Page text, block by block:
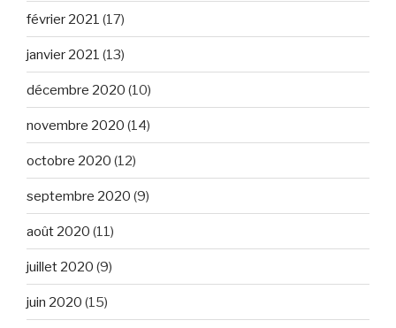
février 2021 (17)
janvier 2021 (13)
décembre 2020 (10)
novembre 2020 (14)
octobre 2020 (12)
septembre 2020 (9)
août 2020 (11)
juillet 2020 (9)
juin 2020 (15)